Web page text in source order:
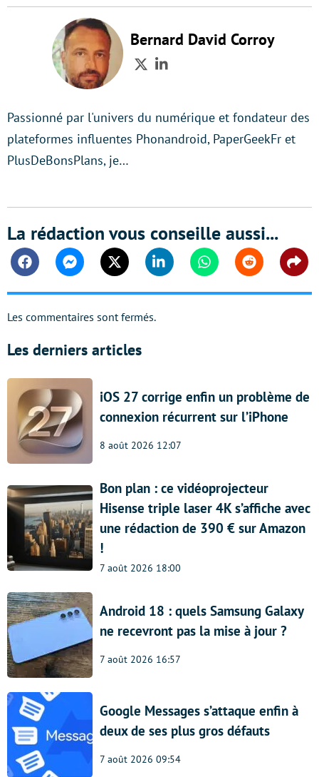
Bernard David Corroy
TwitterLinkedIn
Passionné par l'univers du numérique et fondateur des
plateformes influentes Phonandroid, PaperGeekFr et
PlusDeBonsPlans, je…
La rédaction vous conseille aussi...
FacebookMessengerTwitter Linkedin WhatsappReddit
Les commentaires sont fermés.
Les derniers articles
iOS 27 corrige enfin un problème de
connexion récurrent sur l’iPhone
8 août 2026 12:07
Bon plan : ce vidéoprojecteur
Hisense triple laser 4K s’affiche avec
une rédaction de 390 € sur Amazon
!
7 août 2026 18:00
Android 18 : quels Samsung Galaxy
ne recevront pas la mise à jour ?
7 août 2026 16:57
Google Messages s’attaque enfin à
deux de ses plus gros défauts
7 août 2026 09:54